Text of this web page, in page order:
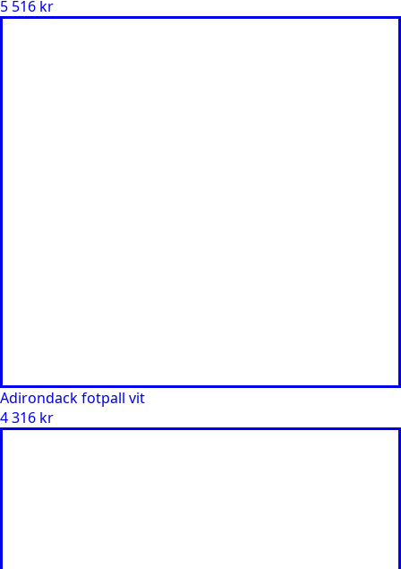
5 516 kr
Adirondack fotpall vit
4 316 kr